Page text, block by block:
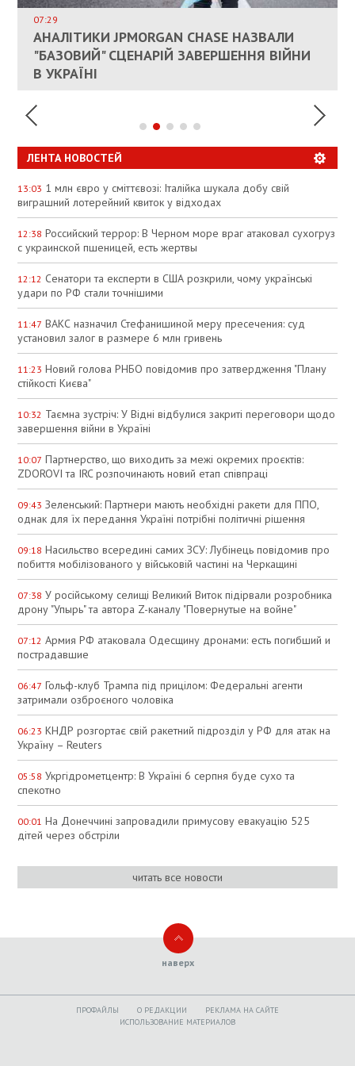
КАНДИДАТ В ПРЕМЬЕРЫ ПОЛЬШИ ПРИЗВАЛ
ЕС ПРЕКРАТИТЬ ВОЕННУЮ ПОМОЩЬ
УКРАИНЕ
07:29
АНАЛІТИКИ JPMORGAN CHASE НАЗВАЛИ
"БАЗОВИЙ" СЦЕНАРІЙ ЗАВЕРШЕННЯ ВІЙНИ
В УКРАЇНІ
СОСТОИТСЯ В БЛИЖАЙШЕЕ ВРЕМЯ, –
РЮТТЕ
ПАЛИВНИЙ РИНОК РОЗІГРІЛИ ШТУЧНО:
АНАЛІТИКИ ЗВИНУВАТИЛИ АЗС У
СПЕКУЛЯЦІЇ
ЛЕНТА НОВОСТЕЙ
13:03 1 млн євро у сміттєвозі: Італійка шукала добу свій
виграшний лотерейний квиток у відходах
12:38 Российский террор: В Черном море враг атаковал сухогруз
с украинской пшеницей, есть жертвы
12:12 Сенатори та експерти в США розкрили, чому українські
удари по РФ стали точнішими
11:47 ВАКС назначил Стефанишиной меру пресечения: суд
установил залог в размере 6 млн гривень
11:23 Новий голова РНБО повідомив про затвердження "Плану
стійкості Києва"
10:32 Таємна зустріч: У Відні відбулися закриті переговори щодо
завершення війни в Україні
10:07 Партнерство, що виходить за межі окремих проєктів:
ZDOROVI та IRC розпочинають новий етап співпраці
09:43 Зеленський: Партнери мають необхідні ракети для ППО,
однак для їх передання Україні потрібні політичні рішення
09:18 Насильство всередині самих ЗСУ: Лубінець повідомив про
побиття мобілізованого у військовій частині на Черкащині
07:38 У російському селищі Великий Виток підірвали розробника
дрону "Упырь" та автора Z-каналу "Повернутые на войне"
07:12 Армия РФ атаковала Одесщину дронами: есть погибший и
пострадавшие
06:47 Гольф-клуб Трампа під прицілом: Федеральні агенти
затримали озброєного чоловіка
06:23 КНДР розгортає свій ракетний підрозділ у РФ для атак на
Україну – Reuters
05:58 Укргідрометцентр: В Україні 6 серпня буде сухо та
спекотно
00:01 На Донеччині запровадили примусову евакуацію 525
дітей через обстріли
читать все новости
наверх
ПРОФАЙЛЫ O РЕДАКЦИИ
РЕКЛАМА НА САЙТЕ
ИСПОЛЬЗОВАНИЕ МАТЕРИАЛОВ